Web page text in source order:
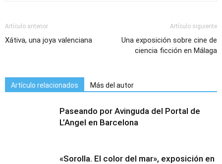
Artículo anterior
Xátiva, una joya valenciana
Artículo siguiente
Una exposición sobre cine de
ciencia ficción en Málaga
Artículo relacionados Más del autor
Paseando por Avinguda del Portal de
L’Angel en Barcelona
«Sorolla. El color del mar», exposición en